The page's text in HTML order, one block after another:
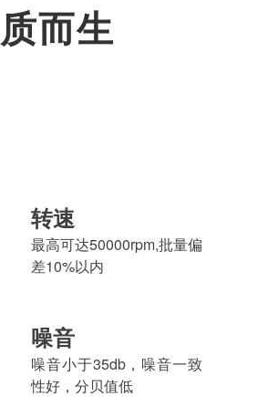
而生
转速
最高可达50000rpm,批量偏
差10%以内
噪音
噪音小于35db，噪音一致
性好，分贝值低